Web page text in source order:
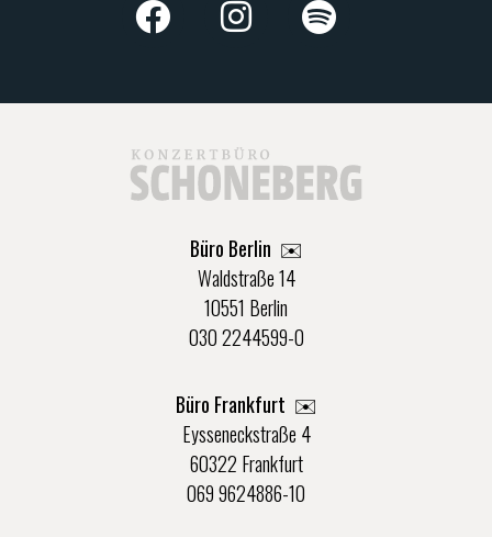
Büro Berlin ✉️
Waldstraße 14
10551 Berlin
030 2244599-0
Büro Frankfurt ✉️
Eysseneckstraße 4
60322 Frankfurt
069 9624886-10